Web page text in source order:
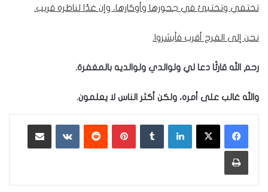
تختفي وتختبئ في جحورها وأوكارها، وإن غدًا لناظره قريب.
نحن إلى الفرج أقرب فأبشروا.
رحم الله قارئًا دعا لي ولوالدي ولوالديه بالمغفرة.
والله غالب على أمره، ولكن أكثر الناس لا يعلمون.
لينكدإن بينتيريست ‏VKontakte
طباعة